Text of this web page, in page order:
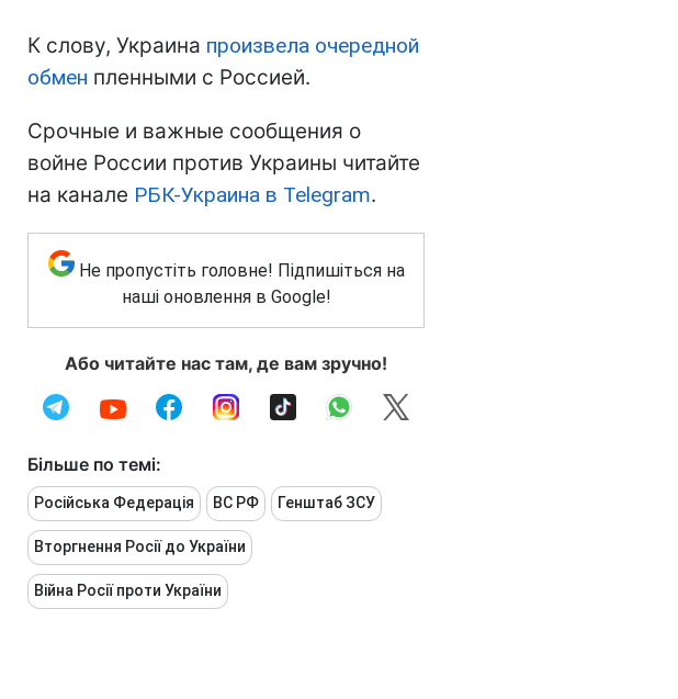
К слову, Украина произвела очередной
обмен пленными с Россией.
Срочные и важные сообщения о
войне России против Украины читайте
на канале РБК-Украина в Telegram.
Не пропустіть головне! Підпишіться на
наші оновлення в Google!
Або читайте нас там, де вам зручно!
Більше по темі:
Російська Федерація ВС РФ Генштаб ЗСУ
Вторгнення Росії до України
Війна Росії проти України